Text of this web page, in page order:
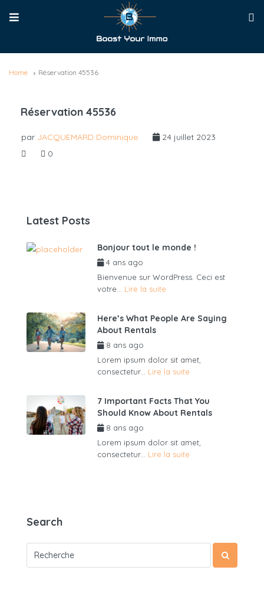
Home Réservation 45536
Réservation 45536
par JACQUEMARD Dominique
24 juillet 2023
0
Latest Posts
Bonjour tout le monde !
4 ans ago
Bienvenue sur WordPress. Ceci est
votre... Lire la suite
Here’s What People Are Saying
About Rentals
8 ans ago
Lorem ipsum dolor sit amet,
consectetur... Lire la suite
7 Important Facts That You
Should Know About Rentals
8 ans ago
Lorem ipsum dolor sit amet,
consectetur... Lire la suite
Search